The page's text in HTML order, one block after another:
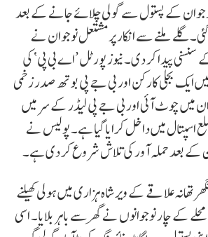
کے پستول سے گولی چلائے جانے کے بعد
گلے ملنے سے انکار پر مشتعل نوجوان نے
سنسنی پیدا کر دی۔ نیوز پورٹل ’اے بی پی‘ کی
ایک بجلی کارکن اور بی جے پی بوتھ صدر زخمی
میں چوٹ آئی اور بی جے پی لیڈر کے سر میں
اسپتال میں داخل کرایا گیا ہے۔ پولیس نے
کے بعد حملہ آور کی تلاش شروع کر دی ہے۔
تھانہ علاقے کے ویر شاہ ہزاری میں ہولی کھیلنے
کے چار نوجوانوں نے گھر سے باہر بلایا۔ اسی